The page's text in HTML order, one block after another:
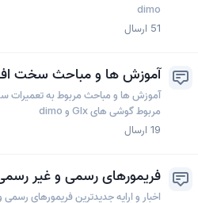
dimo
51
ارسال
آموزش ها و مباحث سخت
آموزش ها و مباحث مربوط به تعمیرات
مربوط گوشی های Glx و dimo
19 ارسال
فریمورهای رسمی و غیر رسمی